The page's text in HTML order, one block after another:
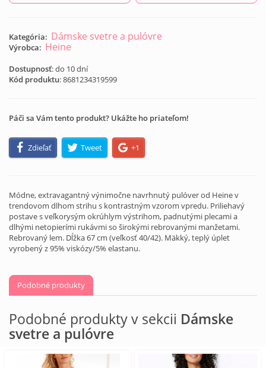
Kategória: Dámske svetre a pulóvre
Výrobca: Heine
Dostupnosť: do 10 dní
Kód produktu:8681234319599
Páči sa Vám tento produkt? Ukážte ho priateľom!
Zdieľať Tweet +1
Módne, extravagantný výnimočne navrhnutý pulóver od Heine v
trendovom dlhom strihu s kontrastným vzorom vpredu. Priliehavý
postave s veľkorysým okrúhlym výstrihom, padnutými plecami a
dlhými netopierími rukávmi so širokými rebrovanými manžetami.
Rebrovaný lem. Dĺžka 67 cm (veľkosť 40/42). Mäkký, teplý úplet
vyrobený z 95% viskózy/5% elastanu.
Podobné produkty
Podobné produkty v sekcii Dámske
svetre a pulóvre